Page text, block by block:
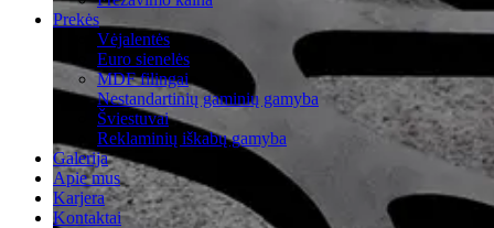
Prekės
Vėjalentės
Euro sienelės
MDF filingai
Nestandartinių gaminių gamyba
Šviestuvai
Reklaminių iškabų gamyba
Galerija
Apie mus
Karjera
Kontaktai